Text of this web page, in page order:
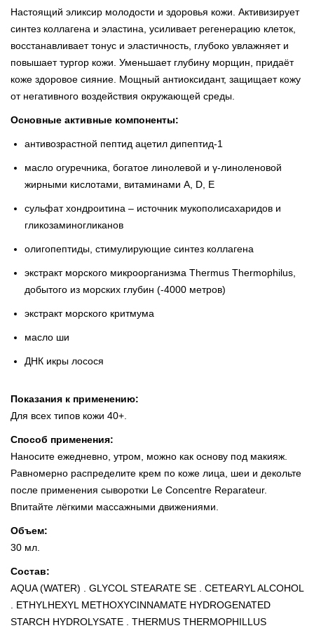
Настоящий эликсир молодости и здоровья кожи. Активизирует
синтез коллагена и эластина, усиливает регенерацию клеток,
восстанавливает тонус и эластичность, глубоко увлажняет и
повышает тургор кожи. Уменьшает глубину морщин, придаёт
коже здоровое сияние. Мощный антиоксидант, защищает кожу
от негативного воздействия окружающей среды.
Основные активные компоненты:
антивозрастной пептид ацетил дипептид-1
масло огуречника, богатое линолевой и γ-линоленовой
жирными кислотами, витаминами A, D, E
сульфат хондроитина – источник мукополисахаридов и
гликозаминогликанов
олигопептиды, стимулирующие синтез коллагена
экстракт морского микроорганизма Thermus Thermophilus,
добытого из морских глубин (-4000 метров)
экстракт морского критмума
масло ши
ДНК икры лосося
Показания к применению:
Для всех типов кожи 40+.
Способ применения:
Наносите ежедневно, утром, можно как основу под макияж.
Равномерно распределите крем по коже лица, шеи и декольте
после применения сыворотки Le Concentre Reparateur.
Впитайте лёгкими массажными движениями.
Объем:
30 мл.
Состав:
AQUA (WATER) . GLYCOL STEARATE SE . CETEARYL ALCOHOL
. ETHYLHEXYL METHOXYCINNAMATE HYDROGENATED
STARCH HYDROLYSATE . THERMUS THERMOPHILLUS